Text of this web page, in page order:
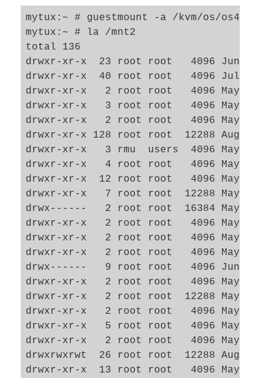
mytux:~ # guestmount -a /kvm/os/
mytux:~ # la /mnt2
total 136
drwxr-xr-x  23 root root   4096 Jun  7
drwxr-xr-x  40 root root   4096 Jul 25
drwxr-xr-x   2 root root   4096 May 14
drwxr-xr-x   3 root root   4096 May 14
drwxr-xr-x   2 root root   4096 May 14
drwxr-xr-x 128 root root  12288 Aug  4
drwxr-xr-x   3 rmu  users  4096 May 28
drwxr-xr-x   4 root root   4096 May 15
drwxr-xr-x  12 root root   4096 May 14
drwxr-xr-x   7 root root  12288 May 14
drwx------   2 root root  16384 May 14
drwxr-xr-x   2 root root   4096 May 10
drwxr-xr-x   2 root root   4096 May 10
drwxr-xr-x   2 root root   4096 May 14
drwx------   9 root root   4096 Jun 12
drwxr-xr-x   2 root root   4096 May 14
drwxr-xr-x   2 root root  12288 May 14
drwxr-xr-x   2 root root   4096 May 10
drwxr-xr-x   5 root root   4096 May 14
drwxr-xr-x   2 root root   4096 May 14
drwxrwxrwt  26 root root  12288 Aug  4
drwxr-xr-x  13 root root   4096 May 14